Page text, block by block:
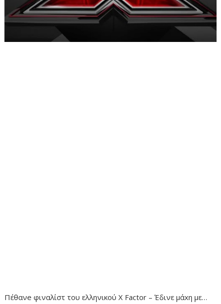
Πέθανe φιναλίστ του ελληνικού X Factor – Έδινε μάxη με…